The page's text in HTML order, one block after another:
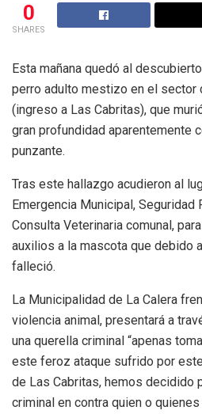
0
SHARES
Esta mañana quedó al
perro adulto mestizo en el sector
(ingreso a Las Cabritas), que
gran profundidad aparentemente
punzante.
Tras este hallazgo acudieron al
Emergencia Municipal,
Consulta Veterinaria comunal,
auxilios a la mascota que debido
falleció.
La Municipalidad de La Calera
violencia animal, presentará a
una querella criminal “apenas
este feroz ataque sufrido por
de Las Cabritas, hemos decidido
criminal en contra quien o